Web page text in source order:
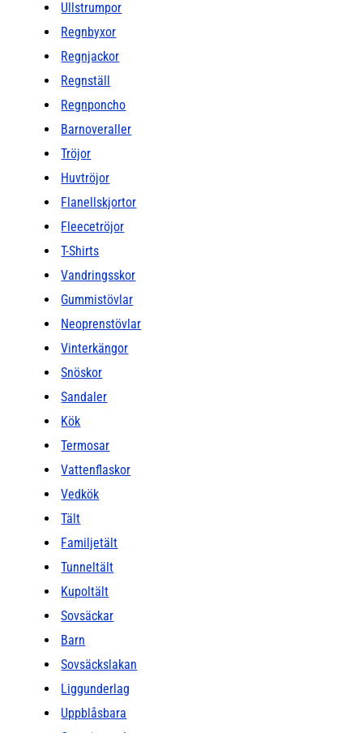
Ullstrumpor
Regnbyxor
Regnjackor
Regnställ
Regnponcho
Barnoveraller
Tröjor
Huvtröjor
Flanellskjortor
Fleecetröjor
T-Shirts
Vandringsskor
Gummistövlar
Neoprenstövlar
Vinterkängor
Snöskor
Sandaler
Kök
Termosar
Vattenflaskor
Vedkök
Tält
Familjetält
Tunneltält
Kupoltält
Sovsäckar
Barn
Sovsäckslakan
Liggunderlag
Uppblåsbara